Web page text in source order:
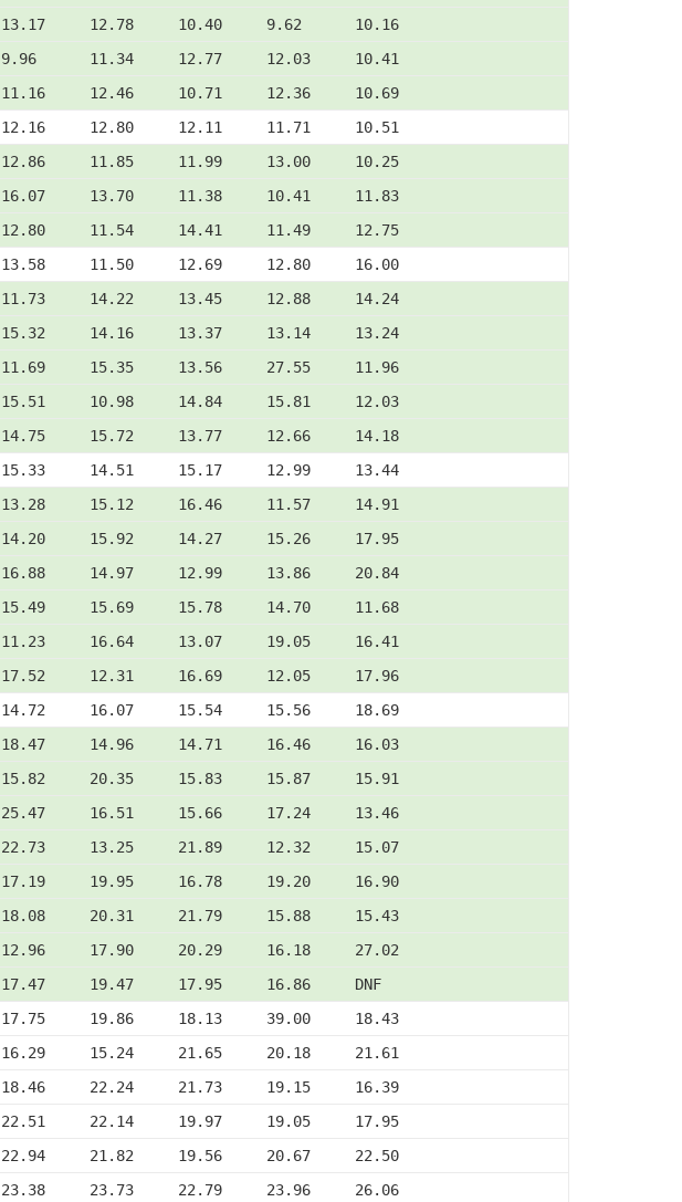
13.17     12.78     10.40     9.62      10.16
9.96      11.34     12.77     12.03     10.41
11.16     12.46     10.71     12.36     10.69
12.16     12.80     12.11     11.71     10.51
12.86     11.85     11.99     13.00     10.25
16.07     13.70     11.38     10.41     11.83
12.80     11.54     14.41     11.49     12.75
13.58     11.50     12.69     12.80     16.00
11.73     14.22     13.45     12.88     14.24
15.32     14.16     13.37     13.14     13.24
11.69     15.35     13.56     27.55     11.96
15.51     10.98     14.84     15.81     12.03
14.75     15.72     13.77     12.66     14.18
15.33     14.51     15.17     12.99     13.44
13.28     15.12     16.46     11.57     14.91
14.20     15.92     14.27     15.26     17.95
16.88     14.97     12.99     13.86     20.84
15.49     15.69     15.78     14.70     11.68
11.23     16.64     13.07     19.05     16.41
17.52     12.31     16.69     12.05     17.96
14.72     16.07     15.54     15.56     18.69
18.47     14.96     14.71     16.46     16.03
15.82     20.35     15.83     15.87     15.91
25.47     16.51     15.66     17.24     13.46
22.73     13.25     21.89     12.32     15.07
17.19     19.95     16.78     19.20     16.90
18.08     20.31     21.79     15.88     15.43
12.96     17.90     20.29     16.18     27.02
17.47     19.47     17.95     16.86     DNF
17.75     19.86     18.13     39.00     18.43
16.29     15.24     21.65     20.18     21.61
18.46     22.24     21.73     19.15     16.39
22.51     22.14     19.97     19.05     17.95
22.94     21.82     19.56     20.67     22.50
23.38     23.73     22.79     23.96     26.06